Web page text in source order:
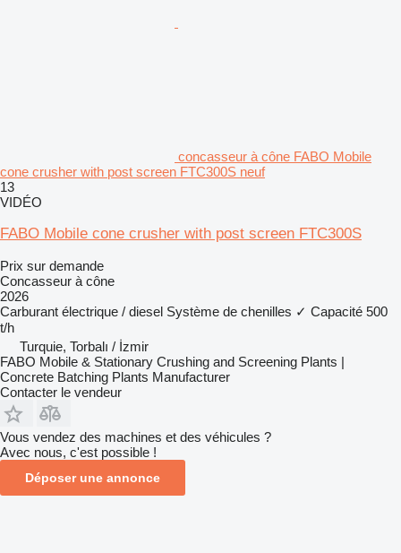
concasseur à cône FABO Mobile
cone crusher with post screen FTC300S neuf
13
VIDÉO
FABO Mobile cone crusher with post screen FTC300S
Prix sur demande
Concasseur à cône
2026
Carburant électrique / diesel Système de chenilles ✓ Capacité 500
t/h
Turquie, Torbalı / İzmir
FABO Mobile & Stationary Crushing and Screening Plants |
Concrete Batching Plants Manufacturer
Contacter le vendeur
Vous vendez des machines et des véhicules ?
Avec nous, c'est possible !
Déposer une annonce